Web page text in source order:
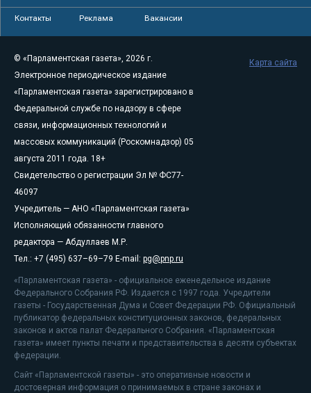
Контакты Реклама Вакансии
© «Парламентская газета», 2026 г.
Электронное периодическое издание
«Парламентская газета» зарегистрировано в
Федеральной службе по надзору в сфере
связи, информационных технологий и
массовых коммуникаций (Роскомнадзор) 05
августа 2011 года. 18+
Свидетельство о регистрации Эл № ФС77-
46097
Учредитель — АНО «Парламентская газета»
Исполняющий обязанности главного
редактора — Абдуллаев М.Р.
Тел.: +7 (495) 637–69–79 E-mail: pg@pnp.ru
«Парламентская газета» - официальное еженедельное издание
Федерального Собрания РФ. Издается с 1997 года. Учредители
газеты - Государственная Дума и Совет Федерации РФ. Официальный
публикатор федеральных конституционных законов, федеральных
законов и актов палат Федерального Собрания. «Парламентская
газета» имеет пункты печати и представительства в десяти субъектах
федерации.
Сайт «Парламентской газеты» - это оперативные новости и
достоверная информация о принимаемых в стране законах и
Карта сайта